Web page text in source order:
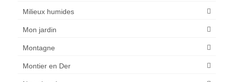
Milieux humides
Mon jardin
Montagne
Montier en Der